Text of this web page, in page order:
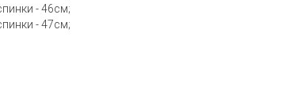
- 46см;
- 47см;